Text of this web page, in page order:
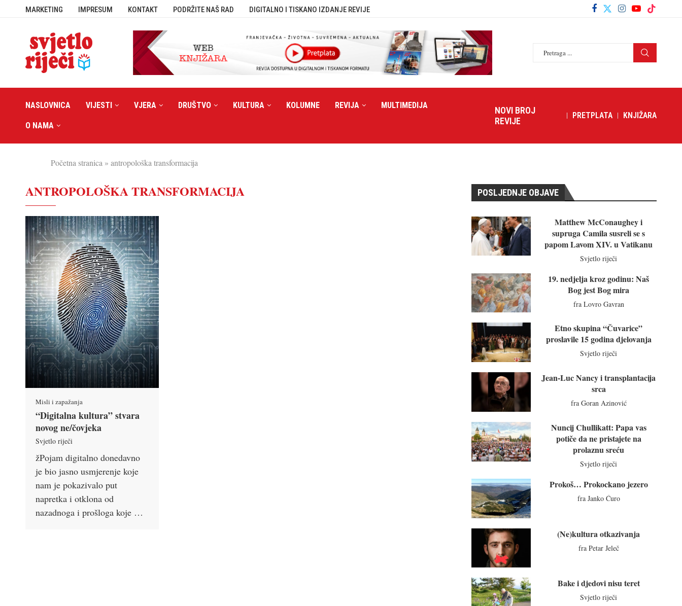
MARKETING IMPRESUM KONTAKT PODRŽITE NAŠ RAD DIGITALNO I TISKANO IZDANJE REVIJE
NASLOVNICA VIJESTI VJERA DRUŠTVO KULTURA KOLUMNE REVIJA MULTIMEDIJA
O NAMA
NOVI BROJ
REVIJE
PRETPLATA KNJIŽARA
Početna stranica » antropološka transformacija
ANTROPOLOŠKA TRANSFORMACIJA
Misli i zapažanja
“Digitalna kultura” stvara
novog ne/čovjeka
Svjetlo riječi
žPojam digitalno donedavno
je bio jasno usmjerenje koje
nam je pokazivalo put
napretka i otklona od
nazadnoga i prošloga koje …
POSLJEDNJE OBJAVE
Matthew McConaughey i
supruga Camila susreli se s
papom Lavom XIV. u Vatikanu
Svjetlo riječi
19. nedjelja kroz godinu: Naš
Bog jest Bog mira
fra Lovro Gavran
Etno skupina “Čuvarice”
proslavile 15 godina djelovanja
Svjetlo riječi
Jean-Luc Nancy i transplantacija
srca
fra Goran Azinović
Nuncij Chullikatt: Papa vas
potiče da ne pristajete na
prolaznu sreću
Svjetlo riječi
Prokoš… Prokockano jezero
fra Janko Ćuro
(Ne)kultura otkazivanja
fra Petar Jeleč
Bake i djedovi nisu teret
Svjetlo riječi